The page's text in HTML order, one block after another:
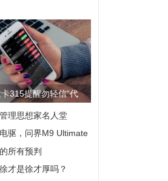
315提醒勿轻信“代
理思想家名人堂
驱，问界M9 Ultimate
”
所有预判
才是徐才厚吗？